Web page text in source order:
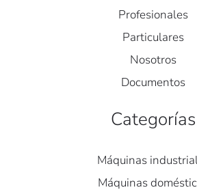
Profesionales
Particulares
Nosotros
Documentos
Categorías
Máquinas
Máquinas